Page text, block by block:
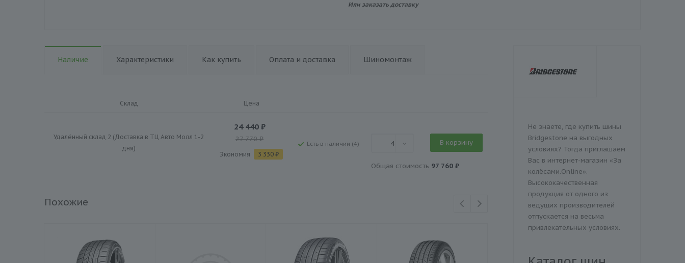
Или заказать доставку
Наличие Характеристики Как купить Оплата и доставка Шиномонтаж
Склад Цена
Удалённый склад 2 (Доставка в ТЦ Авто Молл 1-2
дня)
24 440₽
27 770₽
Экономия 3 330 ₽
Есть в наличии (4) 4
Общая стоимость 97 760 ₽
В корзину
Похожие
Не знаете, где купить шины
Bridgestone на выгодных
условиях? Тогда приглашаем
Вас в интернет-магазин «За
колёсами.Online».
Высококачественная
продукция от одного из
ведущих производителей
отпускается на весьма
привлекательных условиях.